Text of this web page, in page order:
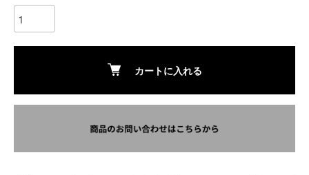
カートに入れる